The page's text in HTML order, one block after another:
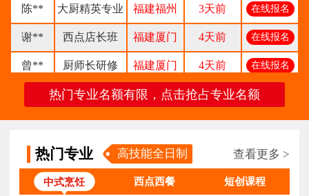
陈** 大厨精英专业 福建福州 3天前 在线报名
谢** 西点店长班 福建厦门 4天前 在线报名
曾** 厨师长研修 福建厦门 4天前 在线报名
金典总厨专业 福建厦门 6小时前 在线报名
林** 金鼎大厨专业 福建漳州 1天前 在线报名
陈** 时尚西点专业 福建泉州 在线报名
张** 金领大厨专业 福建厦门 8小时前 在线报名
热门专业名额有限，点击抢占专业名额
热门专业 高技能全日制 查看更多 >
中式烹饪 西点西餐 短创课程